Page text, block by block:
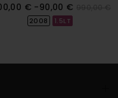
€ -90,00 €
2008 1.5LT